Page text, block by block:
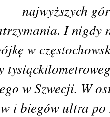
najwyższych
I nigdy
w
w Szwecji. W
i biegów ultra